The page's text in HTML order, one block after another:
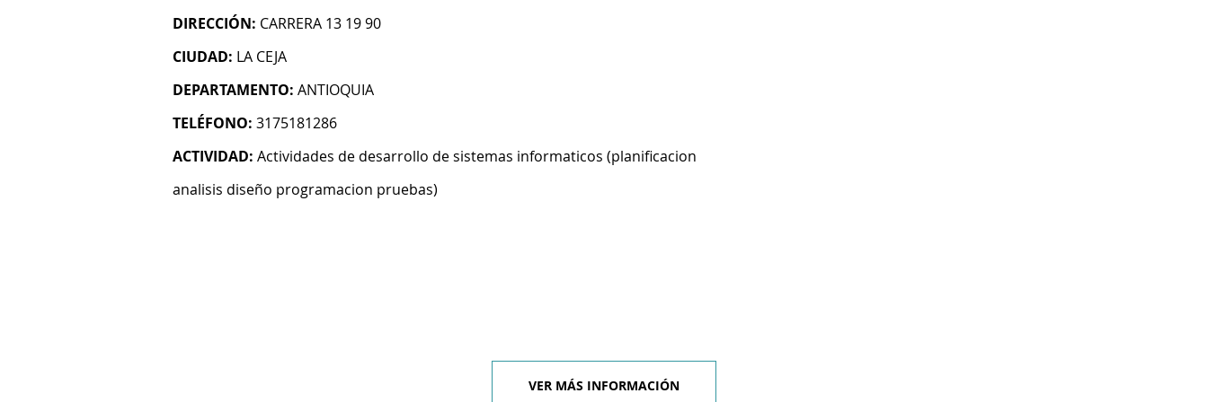
DIRECCIÓN: CARRERA 13 19 90
CIUDAD: LA CEJA
DEPARTAMENTO: ANTIOQUIA
TELÉFONO: 3175181286
ACTIVIDAD: Actividades de desarrollo de sistemas informaticos (planificacion
analisis diseño programacion pruebas)
VER MÁS INFORMACIÓN